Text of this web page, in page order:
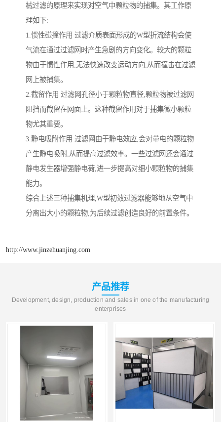
械过滤的原理来实现对空气中颗粒物的捕集。其工作原
理如下:
1.惯性碰撞作用 过滤介质表面形成的W型折流结构会使
气流在通过过滤网时产生急剧的方向变化。较大的颗粒
物由于惯性作用,无法快速改变运动方向,从而撞击在过滤
网上被捕集。
2.截留作用 过滤网孔径小于颗粒物直径,颗粒物被过滤网
阻挡而截留在网面上。这种截留作用对于捕集微小颗粒
物尤其重要。
3.静电吸附作用 过滤网由于静电效应,会对带电的颗粒物
产生静电吸附,从而提高过滤效率。一些过滤网还会通过
静电发生器增强静电荷,进一步提高对细小颗粒物的捕集
能力。
综合上述三种捕集机理,W型初效过滤器能够地从空气中
分离出大小的颗粒物,为后续过滤创造良好的前置条件。
http://www.jinzehuanjing.com
产品推荐
Development, design, production and sales in one of the manufacturing
enterprises